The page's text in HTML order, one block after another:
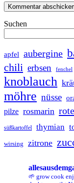
Suchen
apfel aubergine
chili erbsen fenchel
knoblauch
möhre nüsse
pilze rosmarin
süßkartoffel thymian
wirsing zitrone
🌱 grow cook